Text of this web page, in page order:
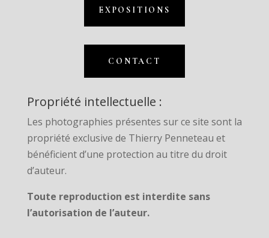
EXPOSITIONS
CONTACT
Propriété intellectuelle :
Les photographies présentes sur ce site sont la
propriété exclusive de Thierry Penneteau et
bénéficient d’une protection au titre du droit
d’auteur.
Toute reproduction est interdite sans
l’autorisation de l’auteur.